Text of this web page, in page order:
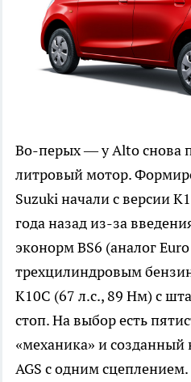
Во-перых — у Alto снова
литровый мотор.
Suzuki начали с версии
года назад из-за
эконорм BS6 (аналог
трехцилиндровым
K10C (67 л.с., 89 Нм) с
стоп. На выбор есть
«механика» и созданный
AGS с одним